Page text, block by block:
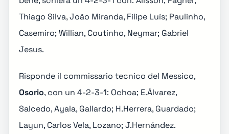
Thiago Silva, João Miranda, Filipe Luís; Paulinho,
Casemiro; Willian, Coutinho, Neymar; Gabriel
Jesus.
Risponde il commissario tecnico del Messico,
Osorio, con un 4-2-3-1: Ochoa; E.Álvarez,
Salcedo, Ayala, Gallardo; H.Herrera, Guardado;
Layun, Carlos Vela, Lozano; J.Hernández.